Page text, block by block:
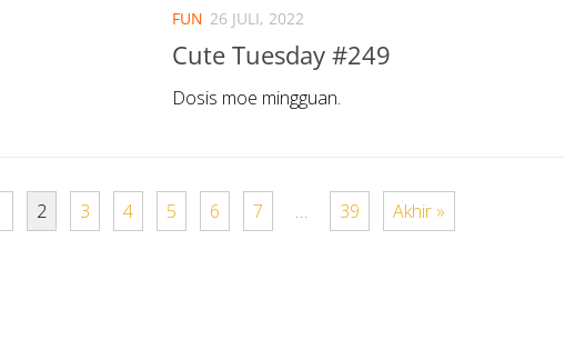
FUN 26 JULI, 2022
Cute Tuesday #249
Dosis moe mingguan.
2 3 4 5 6 7 … 39 Akhir »